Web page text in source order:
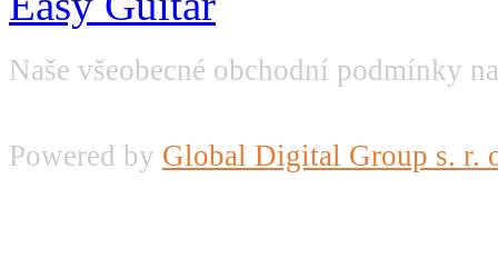
Naše všeobecné obchodní podmínky
Powered by Global Digital Group s. r.